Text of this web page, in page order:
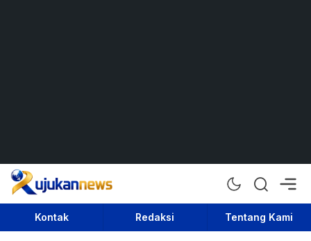
Rujukan News
Satu Rujukan Sejuta Informasi
Kontak Redaksi Tentang Kami